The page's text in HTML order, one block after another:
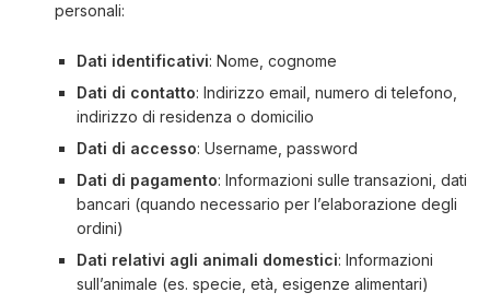
personali:
Dati identificativi: Nome, cognome
Dati di contatto: Indirizzo email, numero di telefono,
indirizzo di residenza o domicilio
Dati di accesso: Username, password
Dati di pagamento: Informazioni sulle transazioni, dati
bancari (quando necessario per l’elaborazione degli
ordini)
Dati relativi agli animali domestici: Informazioni
sull’animale (es. specie, età, esigenze alimentari)